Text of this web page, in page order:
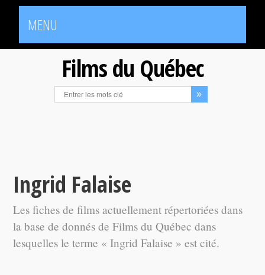
MENU
Films du Québec
Ingrid Falaise
Les fiches de films actuellement répertoriées dans
la base de donnés de Films du Québec dans
lesquelles le terme « Ingrid Falaise » est cité.